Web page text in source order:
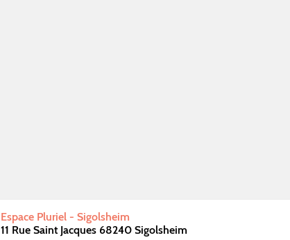
Espace Pluriel - Sigolsheim
11 Rue Saint Jacques 68240 Sigolsheim